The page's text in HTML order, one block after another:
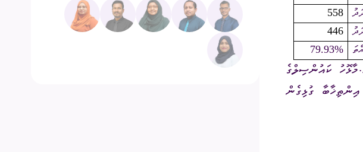
558
446
79.93%
24 ވީ ހޮނިހިރު ދުވަހު އއ.މާޅޮހު ކައުންސިލްގެ
ގުޅިގެން